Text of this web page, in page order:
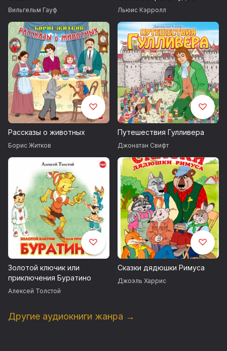
Золотая гора
Золотая рыбка
Скатерть, баранчик и сума
Три зятя
Белая уточка
Морозко
Гуси-лебеди
©&℗ ИП Воробьев В.А.
©&℗ ИД СОЮЗ
Вильгельм Гауф Льюис Кэрролл
Рассказы о животных
Борис Житков
Путешествия Гулливера
Джонатан Свифт
Золотой ключик или
приключения Буратино
Алексей Толстой
Сказки дядюшки Римуса
Джоэль Харрис
Другие аудиокниги жанра →